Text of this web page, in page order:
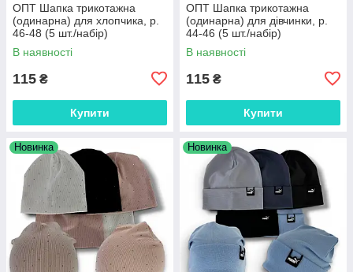
ОПТ Шапка трикотажна
(одинарна) для хлопчика, р.
46-48 (5 шт./набір)
В наявності
115 ₴
Купити
ОПТ Шапка трикотажна
(одинарна) для дівчинки, р.
44-46 (5 шт./набір)
В наявності
115 ₴
Купити
Новинка Новинка